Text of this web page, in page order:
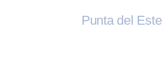
Punta del Este